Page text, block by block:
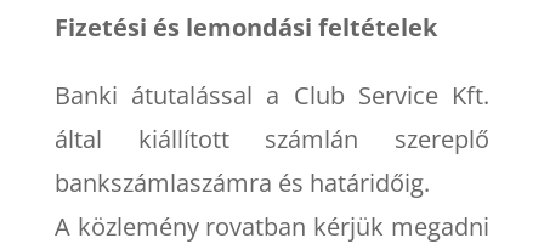
Fizetési és lemondási feltételek
Banki átutalással a Club Service Kft.
által kiállított számlán szereplő
bankszámlaszámra és határidőig.
A közlemény rovatban kérjük megadni